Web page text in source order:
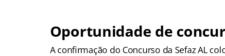
Oportunidade de
A confirmação do Concurso da Sefaz AL